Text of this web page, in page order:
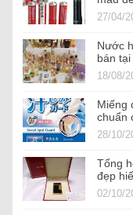
27/04/
Nước
bán
18/08/
Miếng
chuẩn
28/10/
Tổng
đẹp
02/10/